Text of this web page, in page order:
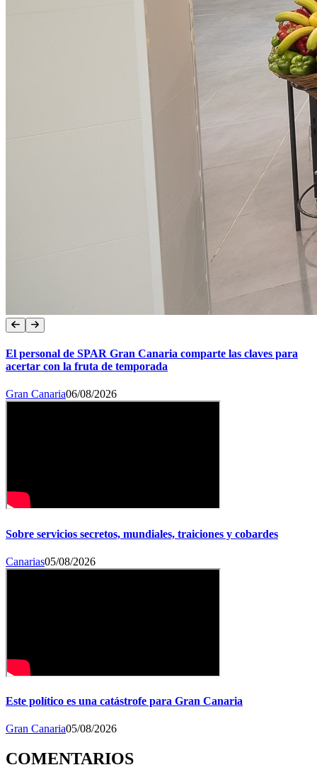
El personal de SPAR Gran Canaria comparte las claves para
acertar con la fruta de temporada
Gran Canaria06/08/2026
Sobre servicios secretos, mundiales, traiciones y cobardes
Canarias05/08/2026
Este político es una catástrofe para Gran Canaria
Gran Canaria05/08/2026
COMENTARIOS